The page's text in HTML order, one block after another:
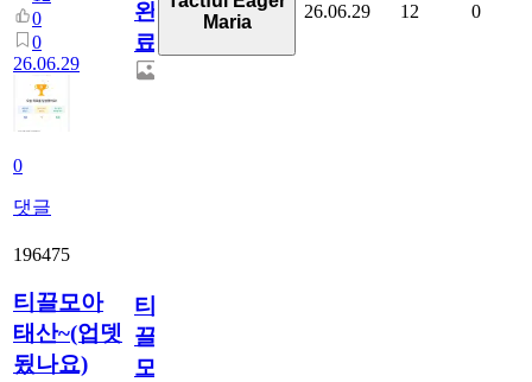
0
0
26.06.29
0
댓글
완
료
Maria
26.06.29 12 0
196475
티끌모아
태산~(업뎃
됬나요)
티
끌
모